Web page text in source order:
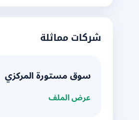
شركات مماثلة
سوق مستورة المركزي
عرض الملف